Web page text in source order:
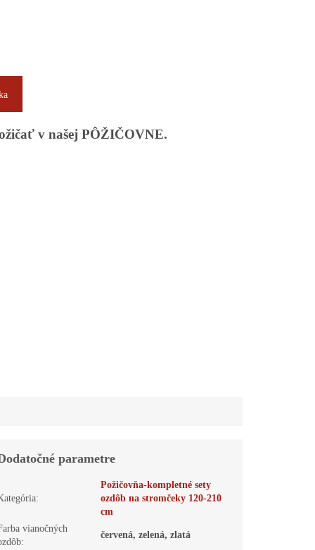
v našej PÔŽIČOVNE.
parametre
:
Požičovňa-kompletné sety
ozdôb na stromčeky 120-210
cm
vianočných
:
červená, zelená, zlatá